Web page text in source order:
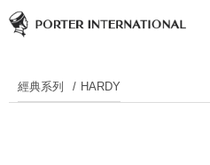
經典系列 HARDY